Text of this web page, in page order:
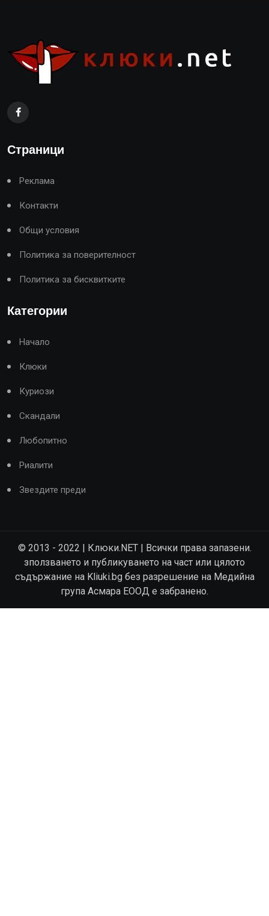
Страници
Реклама
Контакти
Общи условия
Политика за поверителност
Политика за бисквитките
Категории
Начало
Клюки
Куриози
Скандали
Любопитно
Риалити
Звездите преди
© 2013 - 2022 | Клюки.NET | Всички права запазени.
зползването и публикуването на част или цялото
съдържание на Kliuki.bg без разрешение на Медийна
група Асмара ЕООД е забранено.